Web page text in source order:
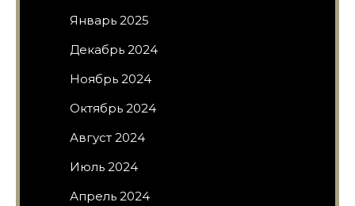
Январь 2025
Декабрь 2024
Ноябрь 2024
Октябрь 2024
Август 2024
Июль 2024
Апрель 2024